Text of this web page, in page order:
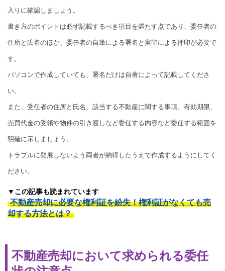
入りに確認しましょう。
書き方のポイントは必ず記載するべき項目を満たす点であり、委任者の
住所と氏名のほか、委任者の自筆による署名と実印による押印が必要で
す。
パソコンで作成していても、署名だけは自著によって記載してくださ
い。
また、受任者の住所と氏名、該当する不動産に関する事項、有効期限、
売買代金の受領や物件の引き渡しなど委任する内容など委任する範囲を
明確に示しましょう。
トラブルに発展しないよう両者が納得したうえで作成するようにしてく
ださい。
▼この記事も読まれています
不動産売却に必要な権利証を紛失！権利証がなくても売
却する方法とは？
不動産売却において求められる委任